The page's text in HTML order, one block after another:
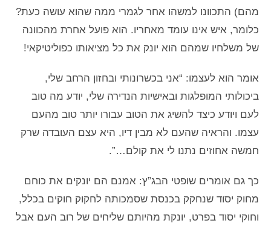
מהם) התכוונו למשהו אחר לגמרי ממה שהוא עושה כעת?
כלומר, איש אינו עומד מאחריו. הוא פועל אחרת מהכוונה
של משלחיו שמהם הוא יונק את כל מציאותו כפוליטיקאי!
אומר הוא לעצמו: “אני בכשרונותי ובחזון הרחב שלי,
ביכולותי המופלגות ובאישיות הנדירה שלי, יודע מה טוב
לעם ויודע כיצד להשיג את הטוב עבורו יותר טוב מהעם
עצמו. והראיה שהעם לא מבין דיו, היא עצם העובדה שרק
חמשה אחוזים נתנו לי את קולם…”.
כך גם אומרים שופטי הבג”ץ: אמנם הם יונקים את כוחם
מחוק יסוד שנחקק בכנסת שסמכותה לחקוק חוקים בכלל,
וחוקי יסוד בפרט, יונקת מהיותם שליחים של רוב העם אבל